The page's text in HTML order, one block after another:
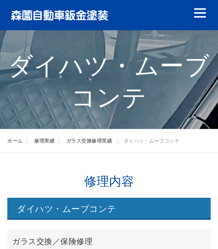
テ
ン
ツ
へ
ス
ッ
プ
メニュ
鈑金塗装 ガラス交換
ヘッドライトリペア やまもりレンタカー
特選中古車
修理実績
修理実績
修理実績
会員について
キャッシュバック 代車について 賠償責任について
お客様の声 会社案内
ダイハツ・ムーブ
コンテ
ホーム 修理実績 ガラス交換修理実績 ダイハツ・ムーブコンテ
修理内容
ダイハツ・ムーブコンテ
ガラス交換／保険修理